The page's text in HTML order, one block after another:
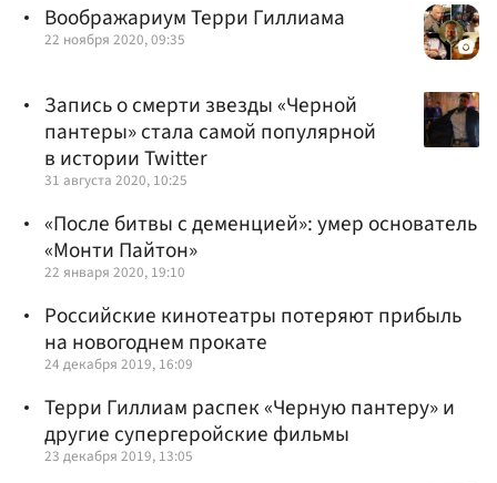
Воображариум Терри Гиллиама
22 ноября 2020, 09:35
Запись о смерти звезды «Черной
пантеры» стала самой популярной
в истории Twitter
31 августа 2020, 10:25
«После битвы с деменцией»: умер основатель
«Монти Пайтон»
22 января 2020, 19:10
Российские кинотеатры потеряют прибыль
на новогоднем прокате
24 декабря 2019, 16:09
Терри Гиллиам распек «Черную пантеру» и
другие супергеройские фильмы
23 декабря 2019, 13:05